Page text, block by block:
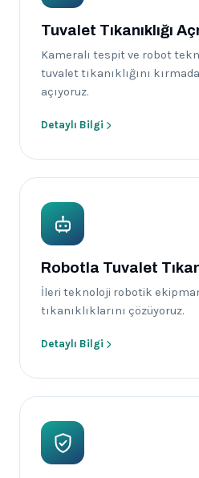
Tuvalet Tıkanıklığı
Kameralı tespit ve robot
tuvalet tıkanıklığını
açıyoruz.
Detaylı Bilgi
Robotla Tuvalet
İleri teknoloji robotik
tıkanıklıklarını çözüyoruz.
Detaylı Bilgi